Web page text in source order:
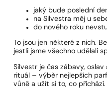
jaký bude poslední
na Silvestra měj u
do nového roku
To jsou jen některé z nich.
jestli jsme všechno udělali
Silvestr je čas zábavy,
rituál – výběr nejlepších
vůně a užít si to, co přichází.